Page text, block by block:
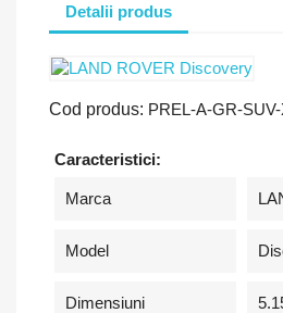
Detalii produs
Cod produs: PREL-A-GR-
Caracteristici:
Marca
Model
Dimensiuni